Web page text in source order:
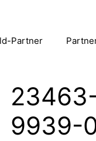
Partner
9939-